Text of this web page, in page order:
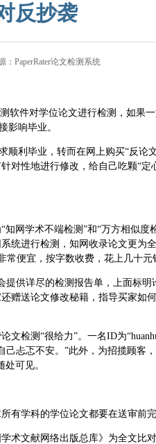
反抄袭
：PaperRater论文检测系统
软件对学位论文进行检测，如果
影响毕业。
顺利毕业，转而在网上购买“反论
对性地进行修改，给自己吃颗“定
网学术不端检测”和“万方相似度
统进行检测，知网收录论文更为
便宜，按字数收费，花上几十元
提供详尽的检测报告单，上面标
赠送论文修改秘籍，指导买家如
检测“很给力”。一名ID为
忐忑不安。”此外，为招揽顾客
可见。
有学科的学位论文都要在送审前完
术文献网络出版总库》为全文比